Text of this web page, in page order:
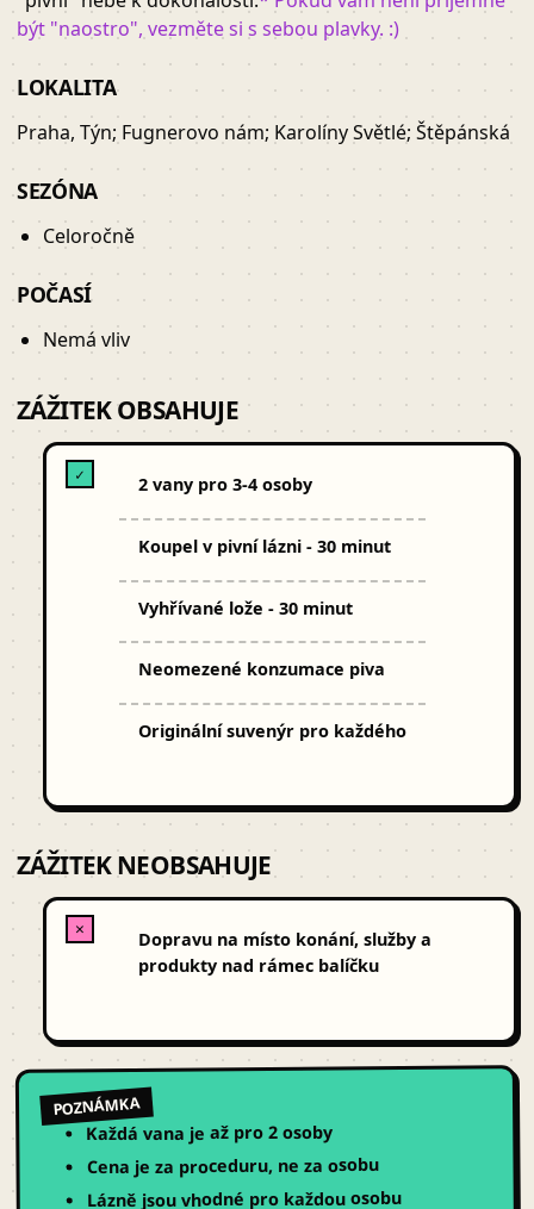
být "naostro", vezměte si s sebou plavky. :)
LOKALITA
Praha, Týn; Fugnerovo nám; Karolíny Světlé; Štěpánská
SEZÓNA
Celoročně
POČASÍ
Nemá vliv
ZÁŽITEK OBSAHUJE
✓ 2 vany pro 3-4 osoby
Koupel v pivní lázni - 30 minut
Vyhřívané lože - 30 minut
Neomezené konzumace piva
Originální suvenýr pro každého
ZÁŽITEK NEOBSAHUJE
✕
Dopravu na místo konání, služby a
produkty nad rámec balíčku
POZNÁMKA
Každá vana je až pro 2 osoby
Cena je za proceduru, ne za osobu
Lázně jsou vhodné pro každou osobu